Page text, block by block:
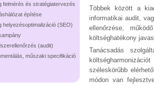
felmérés és stratégiatervezés
építése
helyezésoptimalizáció (SEO)
(audit)
műszaki specifikáció
Többek között a
informatikai audit,
ellenőrzése,
költséghatékony
Tanácsadás
széleskörűbb
módon van